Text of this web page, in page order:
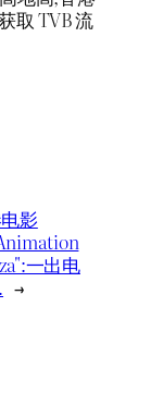
取 TVB 流
影
一出电
→